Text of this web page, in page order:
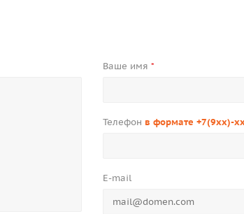
Ваше имя *
Телефон в формате +7(9xx)-
E-mail